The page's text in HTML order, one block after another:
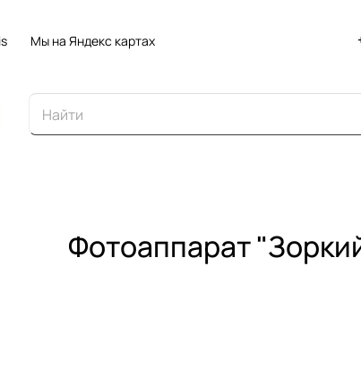
Мы на Яндекс картах
Фотоаппарат